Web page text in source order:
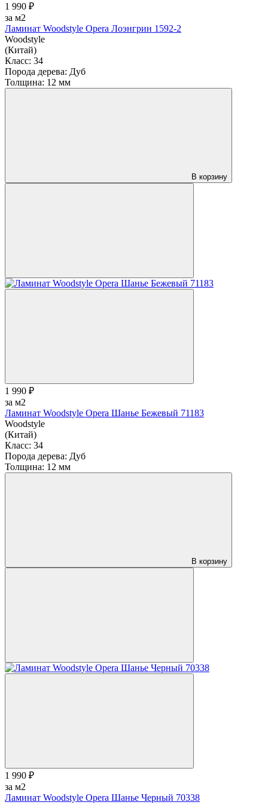
1 990 ₽
за м2
Ламинат Woodstyle Opera Лоэнгрин 1592-2
Woodstyle
(Китай)
Класс: 34
Порода дерева: Дуб
Толщина: 12 мм
В корзину
1 990 ₽
за м2
Ламинат Woodstyle Opera Шанье Бежевый 71183
Woodstyle
(Китай)
Класс: 34
Порода дерева: Дуб
Толщина: 12 мм
В корзину
1 990 ₽
за м2
Ламинат Woodstyle Opera Шанье Черный 70338